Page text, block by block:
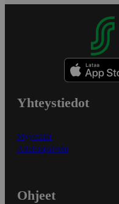
Yhteystiedot
Myymälät
Asiakaspalvelu
Ohjeet